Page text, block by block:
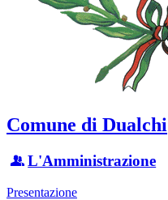
Comune di Dualchi
L'Amministrazione
Presentazione